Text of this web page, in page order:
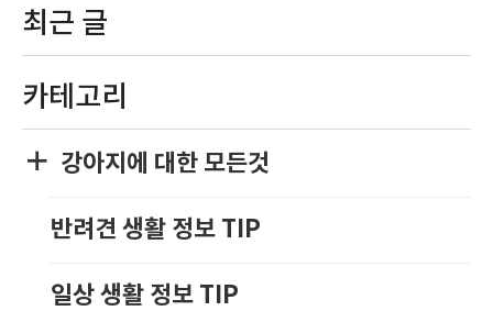
최근 글
카테고리
강아지에 대한 모든것
반려견 생활 정보 TIP
일상 생활 정보 TIP